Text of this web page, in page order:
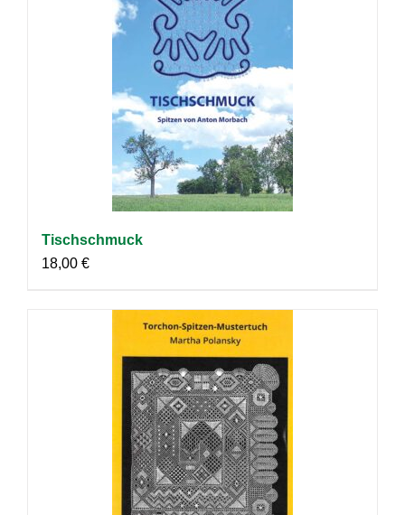
Tischschmuck
18,00 €